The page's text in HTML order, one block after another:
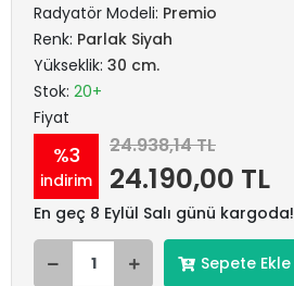
Radyatör Modeli: Premio
Renk: Parlak Siyah
Yükseklik: 30 cm.
Stok: 20+
Fiyat
%3
indirim
24.938,14 TL
24.190,00 TL
En geç 8 Eylül Salı günü kargoda!
Sepete Ekle